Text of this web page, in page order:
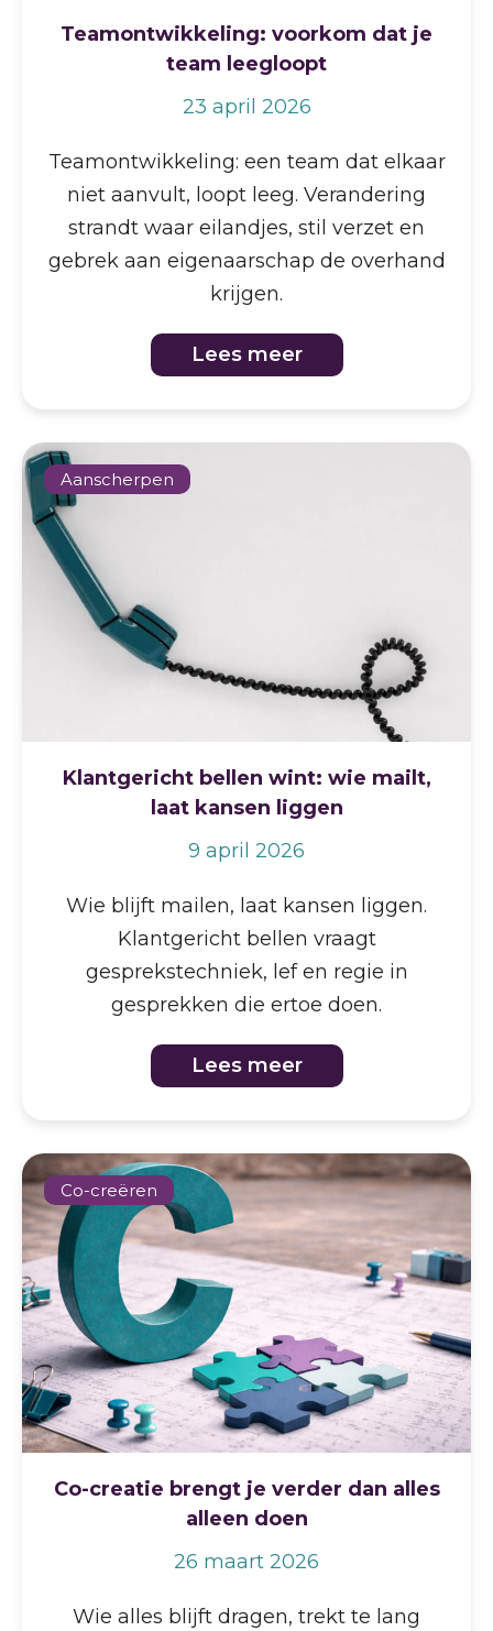
Teamontwikkeling: voorkom dat je
team leegloopt
23 april 2026
Teamontwikkeling: een team dat elkaar
niet aanvult, loopt leeg. Verandering
strandt waar eilandjes, stil verzet en
gebrek aan eigenaarschap de overhand
krijgen.
Lees meer
Aanscherpen
Klantgericht bellen wint: wie mailt,
laat kansen liggen
9 april 2026
Wie blijft mailen, laat kansen liggen.
Klantgericht bellen vraagt
gesprekstechniek, lef en regie in
gesprekken die ertoe doen.
Lees meer
Co-creëren
Co-creatie brengt je verder dan alles
alleen doen
26 maart 2026
Wie alles blijft dragen, trekt te lang